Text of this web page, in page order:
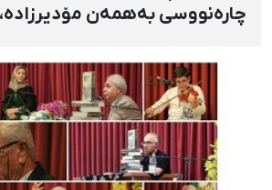
چارەنووسی بەهمەن
لە دژی لەسێدارەدان